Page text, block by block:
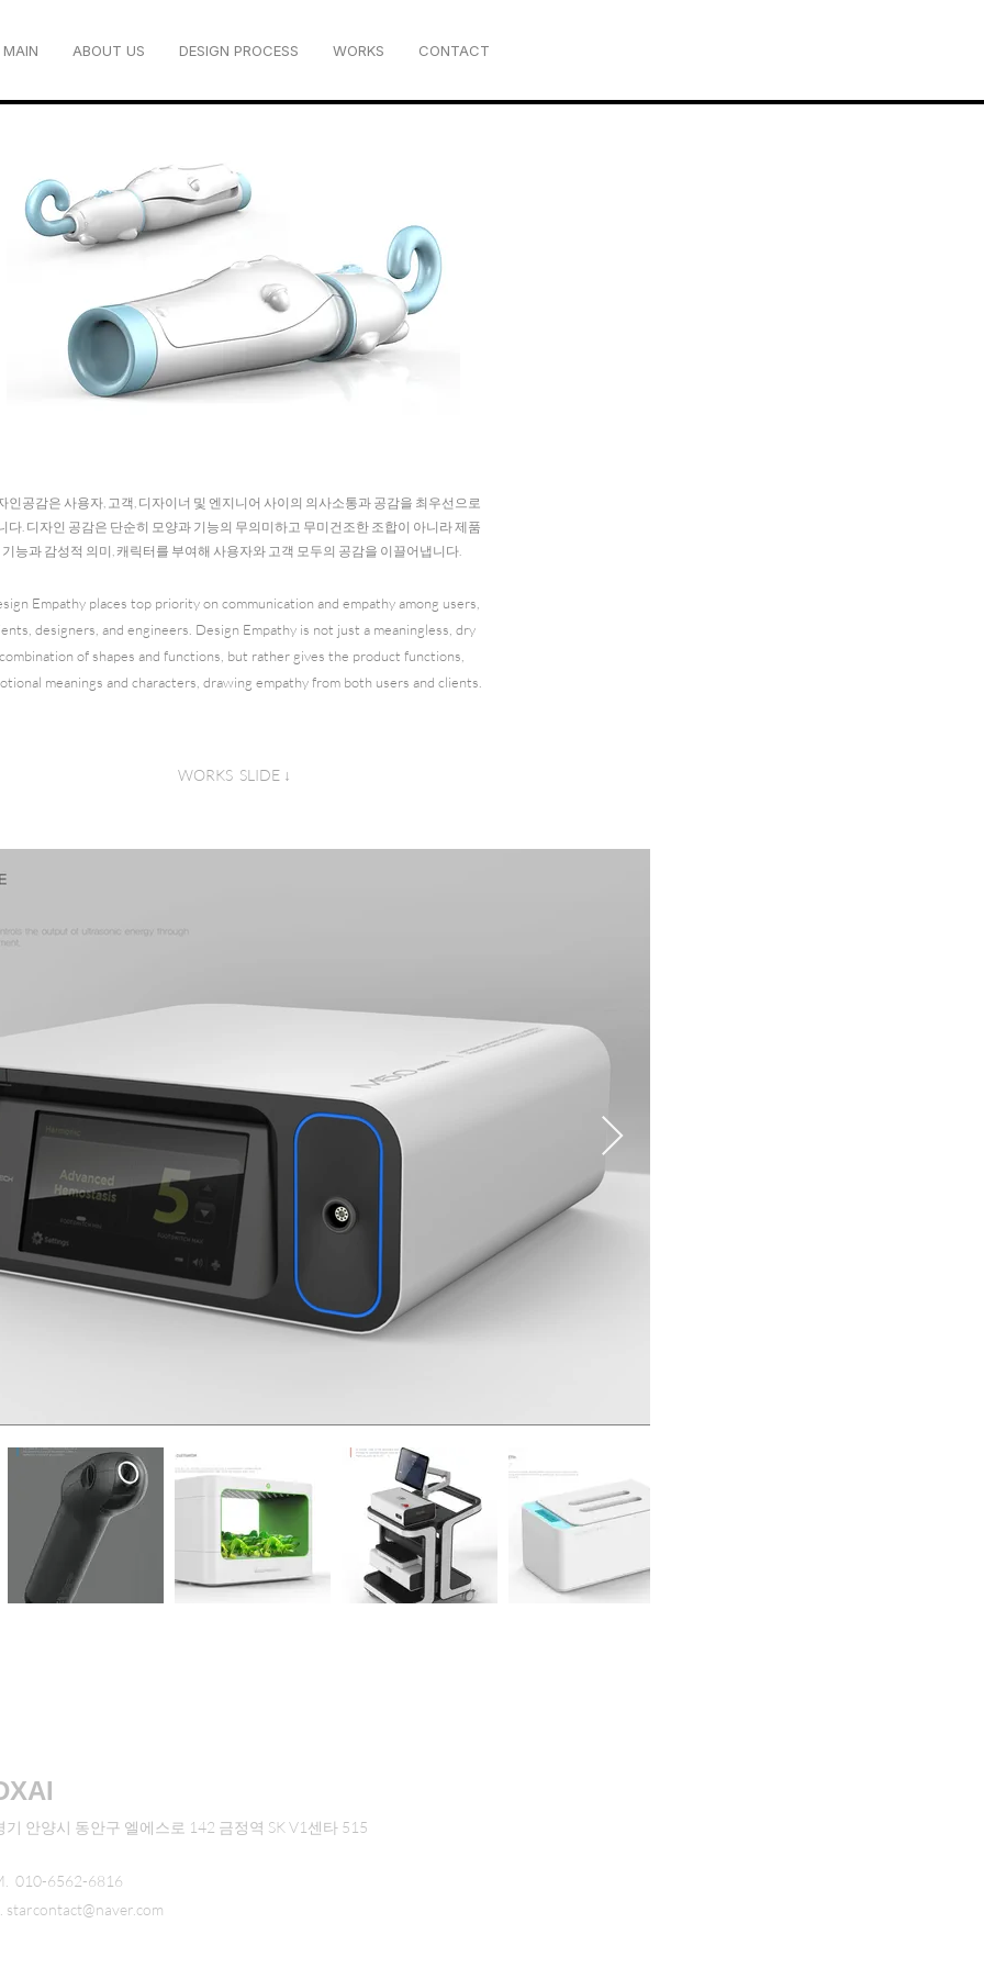
MAIN ABOUT US DESIGN PROCESS WORKS CONTACT
인공감은 사용자, 고객, 디자이너 및 엔지니어 사이의 의사소통과 공감을 최우선으로
다. 디자인 공감은 단순히 모양과 기능의 무의미하고 무미건조한 조합이 아니라 제품
기능과 감성적 의미, 캐릭터를 부여해 사용자와 고객 모두의 공감을 이끌어냅니다.
Empathy places top priority on communication and empathy among users,
designers, and engineers. Design Empathy is not just a meaningless, dry
combination of shapes and functions, but rather gives the product functions,
meanings and characters, drawing empathy from both users and clients.
WORKS SLIDE ↓
기 안양시 동안구 엘에스로 142 금정역 SK V1센타 515
010-6562-6816
starcontact@naver.com